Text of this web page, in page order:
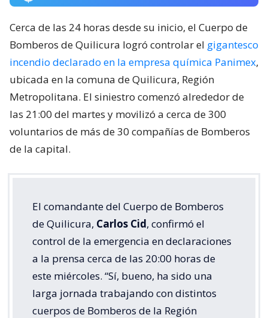
Cerca de las 24 horas desde su inicio, el Cuerpo de
Bomberos de Quilicura logró controlar el gigantesco
incendio declarado en la empresa química Panimex,
ubicada en la comuna de Quilicura, Región
Metropolitana. El siniestro comenzó alrededor de
las 21:00 del martes y movilizó a cerca de 300
voluntarios de más de 30 compañías de Bomberos
de la capital.
El comandante del Cuerpo de Bomberos
de Quilicura, Carlos Cid, confirmó el
control de la emergencia en declaraciones
a la prensa cerca de las 20:00 horas de
este miércoles. “Sí, bueno, ha sido una
larga jornada trabajando con distintos
cuerpos de Bomberos de la Región